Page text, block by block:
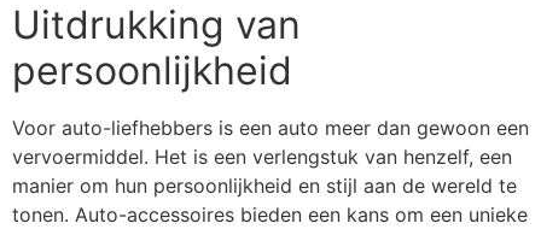
Uitdrukking van
persoonlijkheid
Voor auto-liefhebbers is een auto meer dan gewoon een
vervoermiddel. Het is een verlengstuk van henzelf, een
manier om hun persoonlijkheid en stijl aan de wereld te
tonen. Auto-accessoires bieden een kans om een unieke